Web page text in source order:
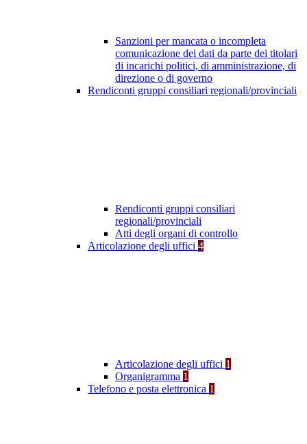
Sanzioni per mancata o incompleta
comunicazione dei dati da parte dei titolari
di incarichi politici, di amministrazione, di
direzione o di governo
Rendiconti gruppi consiliari regionali/provinciali
Rendiconti gruppi consiliari
regionali/provinciali
Atti degli organi di controllo
Articolazione degli uffici 4
Articolazione degli uffici 1
Organigramma 1
Telefono e posta elettronica 1